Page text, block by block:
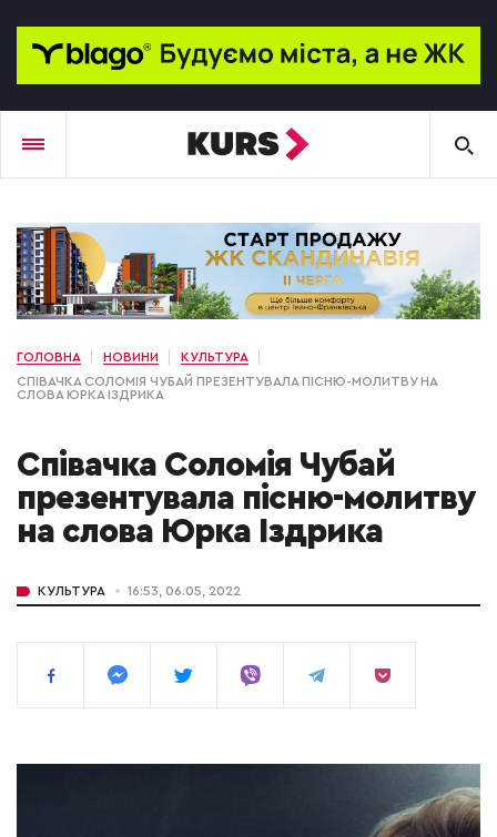
ГОЛОВНА НОВИНИ
КУЛЬТУРА
СПІВАЧКА СОЛОМІЯ ЧУБАЙ ПРЕЗЕНТУВАЛА ПІСНЮ-МОЛИТВУ НА
СЛОВА ЮРКА ІЗДРИКА
Співачка Соломія Чубай
презентувала пісню-молитву
на слова Юрка Іздрика
КУЛЬТУРА 16:53, 06.05, 2022